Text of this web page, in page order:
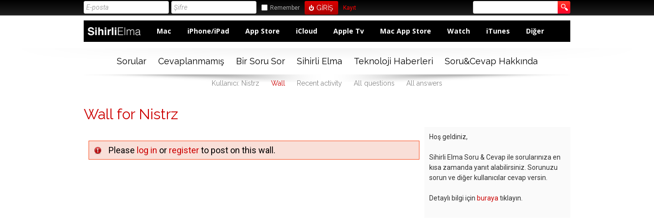
Remember Kayıt
Mac iPhone/iPad App Store iCloud Apple Tv Mac App Store Watch iTunes Diğer
Sorular Cevaplanmamış Bir Soru Sor Sihirli Elma Teknoloji Haberleri Soru&Cevap Hakkında
Kullanıcı: Nistrz Wall Recent activity All questions All answers
Wall for Nistrz
Please log in or registerto post on this wall.
Hoş geldiniz,
Sihirli Elma Soru & Cevap ile sorularınıza en
kısa zamanda yanıt alabilirsiniz. Sorunuzu
sorun ve diğer kullanıcılar cevap versin.
Detaylı bilgi için buraya tıklayın.